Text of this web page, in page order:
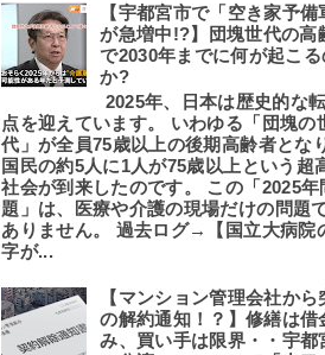
【宇都宮市で「空き家予備
が急増中!?】団塊世代の高
で2030年までに何が起こる
か?
2025年、日本は歴史的な
点を迎えています。 いわゆる「団塊の
代」が全員75歳以上の後期高齢者となり
国民の約5人に1人が75歳以上という超
社会が到来したのです。 この「2025年
題」は、医療や介護の現場だけの問題
ありません。 過去ログ→【国立大病院
字が...
【マンション管理会社から
の解約通知！？】修繕は借
み、買い手は限界・・宇都